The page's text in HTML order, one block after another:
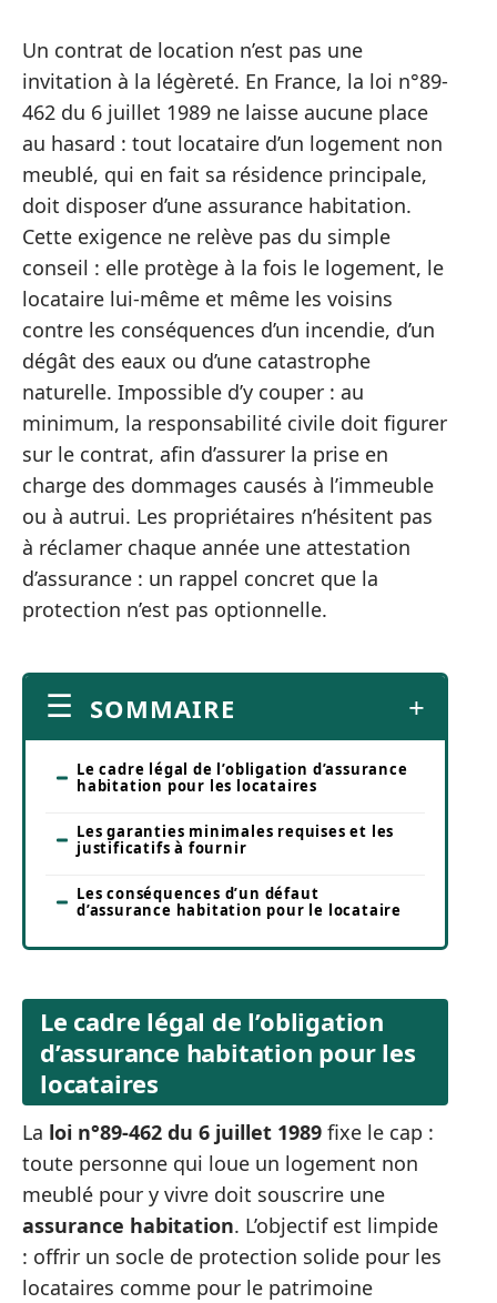
Un contrat de location n’est pas une
invitation à la légèreté. En France, la loi n°89-
462 du 6 juillet 1989 ne laisse aucune place
au hasard : tout locataire d’un logement non
meublé, qui en fait sa résidence principale,
doit disposer d’une assurance habitation.
Cette exigence ne relève pas du simple
conseil : elle protège à la fois le logement, le
locataire lui-même et même les voisins
contre les conséquences d’un incendie, d’un
dégât des eaux ou d’une catastrophe
naturelle. Impossible d’y couper : au
minimum, la responsabilité civile doit figurer
sur le contrat, afin d’assurer la prise en
charge des dommages causés à l’immeuble
ou à autrui. Les propriétaires n’hésitent pas
à réclamer chaque année une attestation
d’assurance : un rappel concret que la
protection n’est pas optionnelle.
SOMMAIRE
Le cadre légal de l’obligation d’assurance
habitation pour les locataires
Les garanties minimales requises et les
justificatifs à fournir
Les conséquences d’un défaut
d’assurance habitation pour le locataire
Le cadre légal de l’obligation
d’assurance habitation pour les
locataires
La loi n°89-462 du 6 juillet 1989 fixe le cap :
toute personne qui loue un logement non
meublé pour y vivre doit souscrire une
assurance habitation. L’objectif est limpide
: offrir un socle de protection solide pour les
locataires comme pour le patrimoine